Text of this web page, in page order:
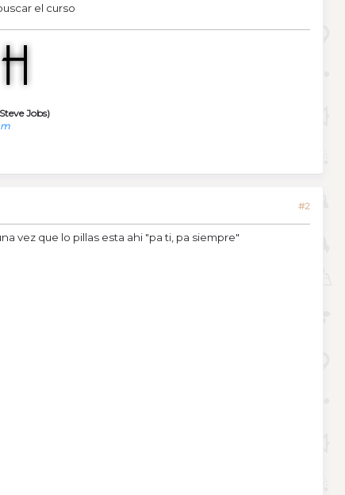
el curso
Jobs)
#2
vez que lo pillas esta ahi "pa ti, pa siempre"